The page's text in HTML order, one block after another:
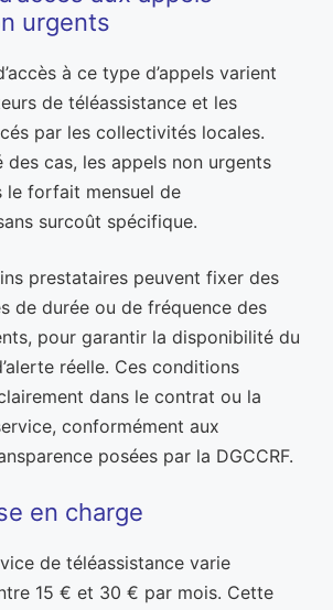
urgents
à ce type d’appels varient
de téléassistance et les
par les collectivités locales.
des cas, les appels non urgents
le forfait mensuel de
surcoût spécifique.
prestataires peuvent fixer des
de durée ou de fréquence des
pour garantir la disponibilité du
réelle. Ces conditions
dans le contrat ou la
conformément aux
posées par la DGCCRF.
en charge
de téléassistance varie
15 € et 30 € par mois. Cette